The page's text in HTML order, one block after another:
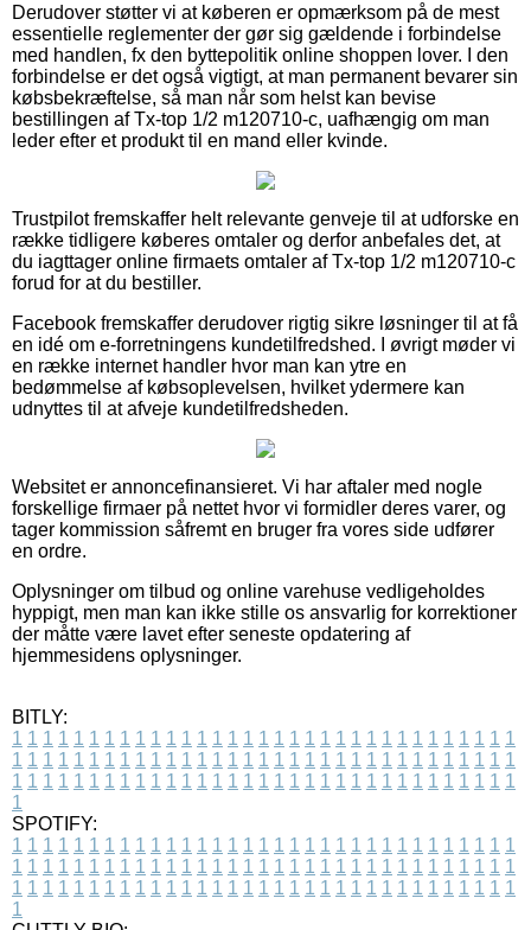
Derudover støtter vi at køberen er opmærksom på de mest
essentielle reglementer der gør sig gældende i forbindelse
med handlen, fx den byttepolitik online shoppen lover. I den
forbindelse er det også vigtigt, at man permanent bevarer sin
købsbekræftelse, så man når som helst kan bevise
bestillingen af Tx-top 1/2 m120710-c, uafhængig om man
leder efter et produkt til en mand eller kvinde.
Trustpilot fremskaffer helt relevante genveje til at udforske en
række tidligere køberes omtaler og derfor anbefales det, at
du iagttager online firmaets omtaler af Tx-top 1/2 m120710-c
forud for at du bestiller.
Facebook fremskaffer derudover rigtig sikre løsninger til at få
en idé om e-forretningens kundetilfredshed. I øvrigt møder vi
en række internet handler hvor man kan ytre en
bedømmelse af købsoplevelsen, hvilket ydermere kan
udnyttes til at afveje kundetilfredsheden.
Websitet er annoncefinansieret. Vi har aftaler med nogle
forskellige firmaer på nettet hvor vi formidler deres varer, og
tager kommission såfremt en bruger fra vores side udfører
en ordre.
Oplysninger om tilbud og online varehuse vedligeholdes
hyppigt, men man kan ikke stille os ansvarlig for korrektioner
der måtte være lavet efter seneste opdatering af
hjemmesidens oplysninger.
BITLY:
1 1 1 1 1 1 1 1 1 1 1 1 1 1 1 1 1 1 1 1 1 1 1 1 1 1 1 1 1 1 1 1 1
1 1 1 1 1 1 1 1 1 1 1 1 1 1 1 1 1 1 1 1 1 1 1 1 1 1 1 1 1 1 1 1 1
1 1 1 1 1 1 1 1 1 1 1 1 1 1 1 1 1 1 1 1 1 1 1 1 1 1 1 1 1 1 1 1 1
1
SPOTIFY:
1 1 1 1 1 1 1 1 1 1 1 1 1 1 1 1 1 1 1 1 1 1 1 1 1 1 1 1 1 1 1 1 1
1 1 1 1 1 1 1 1 1 1 1 1 1 1 1 1 1 1 1 1 1 1 1 1 1 1 1 1 1 1 1 1 1
1 1 1 1 1 1 1 1 1 1 1 1 1 1 1 1 1 1 1 1 1 1 1 1 1 1 1 1 1 1 1 1 1
1